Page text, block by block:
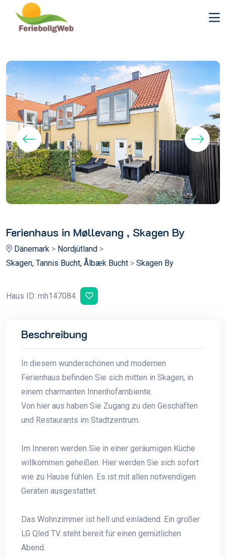
Ferienhaus in Møllevang , Skagen By
Dänemark > Nordjütland >
Skagen, Tannis Bucht, Ålbæk Bucht > Skagen By
Haus ID: mh147084
Beschreibung
In diesem wunderschönen und modernen
Ferienhaus befinden Sie sich mitten in Skagen, in
einem charmanten Innenhofambiente.
Von hier aus haben Sie Zugang zu den Geschäften
und Restaurants im Stadtzentrum.
Im Inneren werden Sie in einer geräumigen Küche
willkommen geheißen. Hier werden Sie sich sofort
wie zu Hause fühlen. Es ist mit allen notwendigen
Geräten ausgestattet.
Das Wohnzimmer ist hell und einladend. Ein großer
LG Qled TV steht bereit für einen gemütlichen
Abend.